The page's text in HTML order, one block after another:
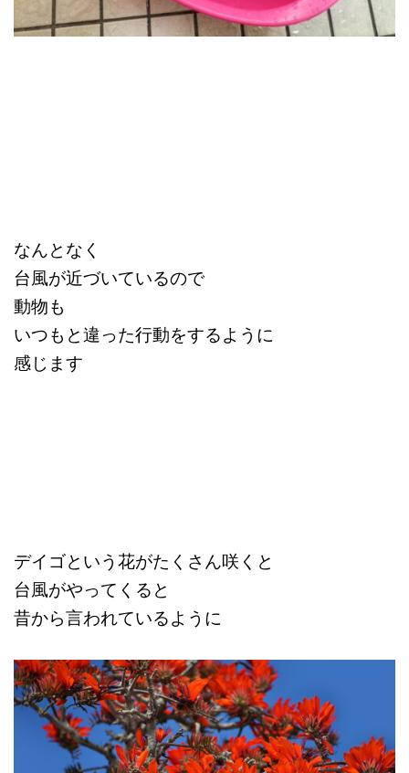
なんとなく
台風が近づいているので
動物も
いつもと違った行動をするように
感じます
デイゴという花がたくさん咲くと
台風がやってくると
昔から言われているように